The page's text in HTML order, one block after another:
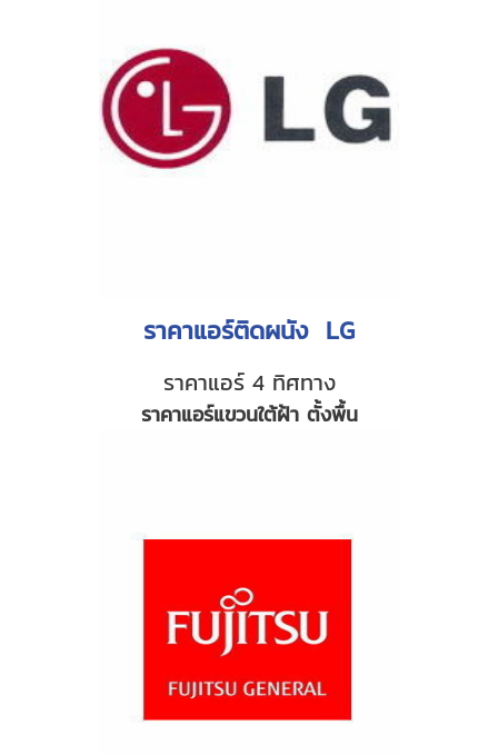
ราคาแอร์ติดผนัง LG
ราคาแอร์ 4 ทิศทาง
ราคาแอร์แขวนใต้ฝ้า ตั้งพื้น